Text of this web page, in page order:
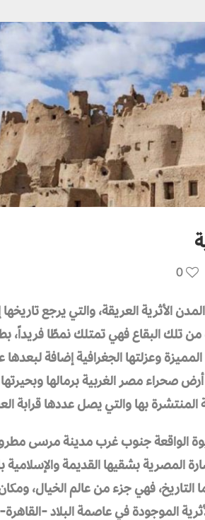
0
الأثرية العريقة، والتي يرجع تاريخها
تلك البقاع فهي تمتلك نمطًا فريداً،
وعزلتها الجغرافية إضافة لبعدها
صحراء مصر الغربية برمالها
المنتشرة بها والتي يصل عددها قرابة
الواقعة جنوب غرب مدينة مرسى
المصرية بشقيها القديمة والإسلامية
التاريخ، فهي جزء من عالم الخيال،
الموجودة في عاصمة البلاد -